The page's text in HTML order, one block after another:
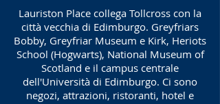
Lauriston Place collega Tollcross con la
città vecchia di Edimburgo. Greyfriars
Bobby, Greyfriar Museum e Kirk, Heriots
School (Hogwarts), National Museum of
Scotland e il campus centrale
dell'Università di Edimburgo. Ci sono
negozi, attrazioni, ristoranti, hotel e